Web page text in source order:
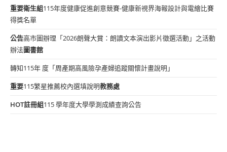
重要衛生組115年度健康促進創意競賽-健康新視界海報設計與電繪比賽
得獎名單
公告高市圖辦理「2026朗聲大賞：朗讀文本演出影片徵選活動」之活動
辦法圖書館
轉知115年 度「周產期高風險孕產婦追蹤關懷計畫說明」
重要115繁星推薦校內選填說明教務處
HOT註冊組115 學年度大學學測成績查詢公告